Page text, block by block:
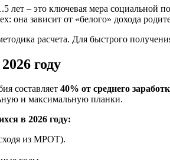
лет – это ключевая мера социальной
она зависит от «белого» дохода
расчета. Для быстрого
году
составляет 40% от среднего
и максимальную планки.
в 2026 году:
из МРОТ).